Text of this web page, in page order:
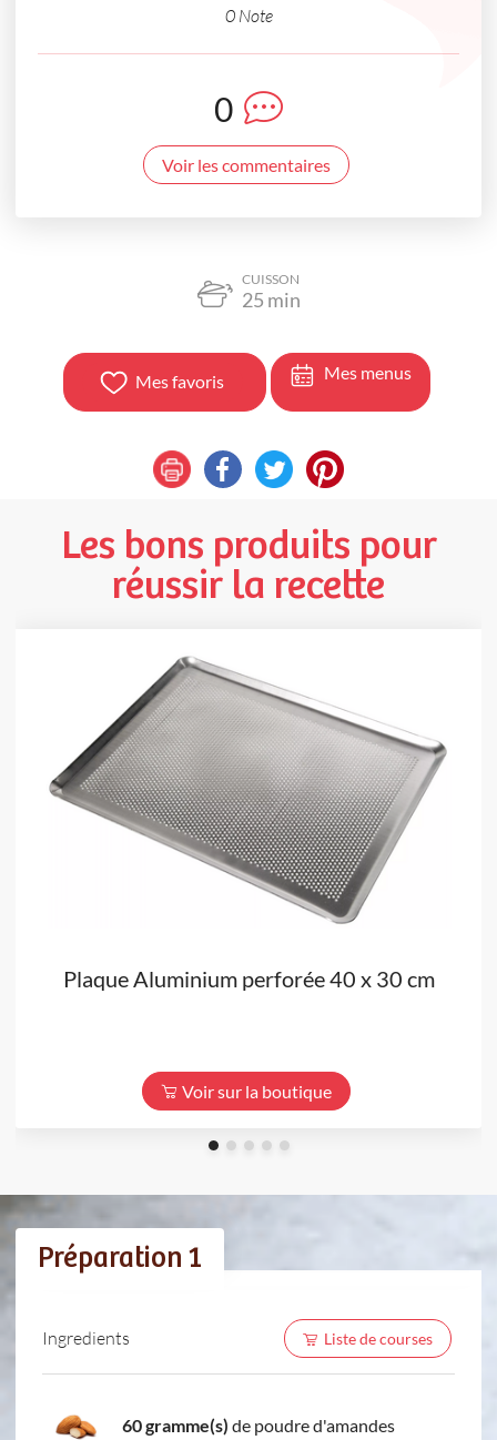
0 Note
0
Voir les commentaires
CUISSON
25 min
Mes favoris Mes menus
Les bons produits pour
réussir la recette
Plaque Aluminium perforée 40 x 30 cm
Voir sur la boutique
Préparation 1
Ingredients Liste de courses
60 gramme(s) de poudre d'amandes